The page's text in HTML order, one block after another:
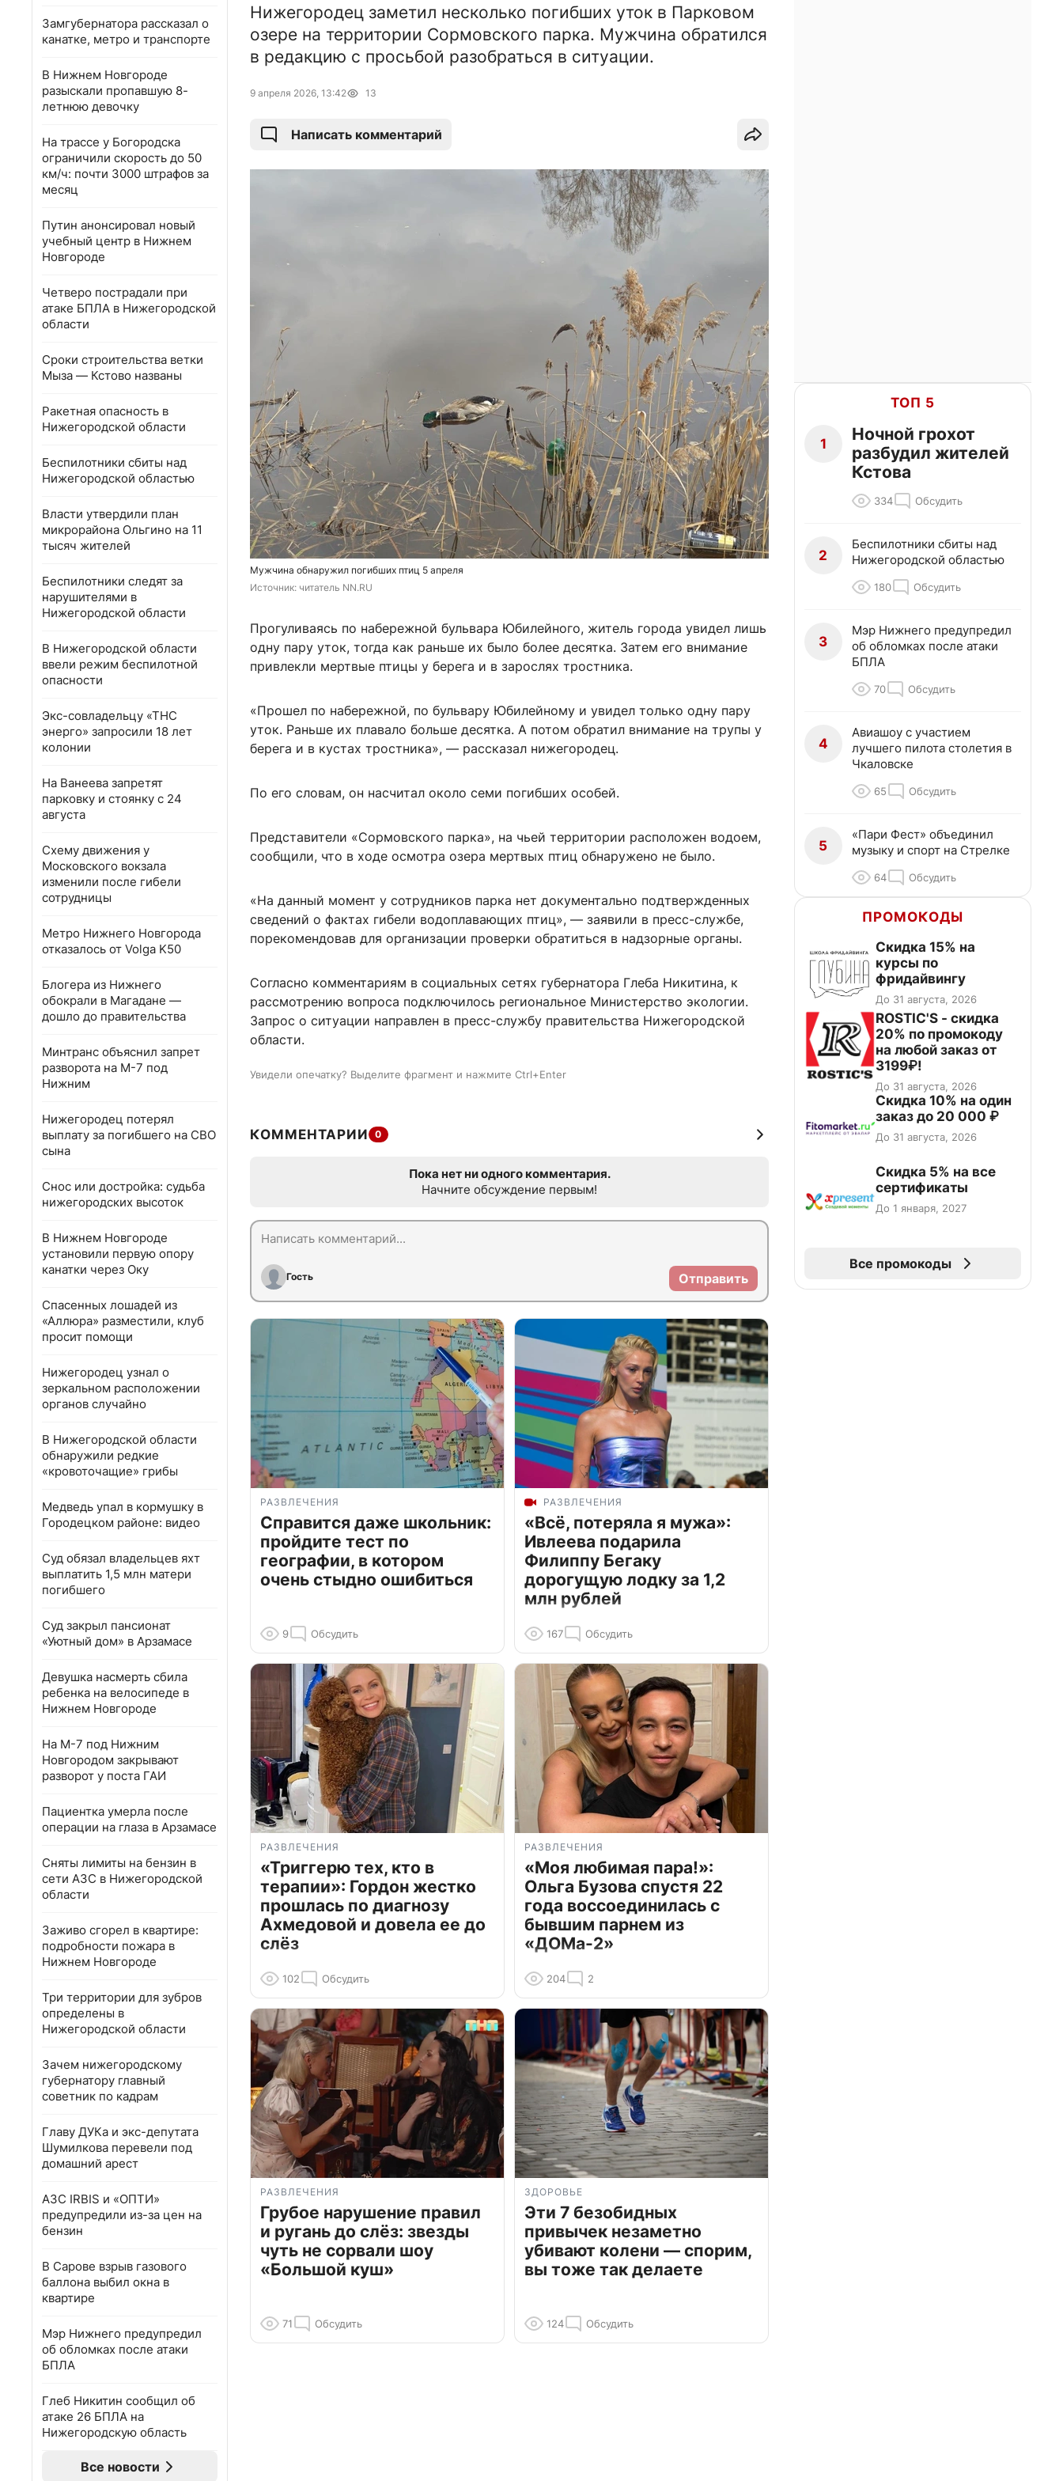
Замгубернатора рассказал о
канатке, метро и транспорте
В Нижнем Новгороде
разыскали пропавшую 8-
летнюю девочку
На трассе у Богородска
ограничили скорость до 50
км/ч: почти 3000 штрафов за
месяц
Путин анонсировал новый
учебный центр в Нижнем
Новгороде
Четверо пострадали при
атаке БПЛА в Нижегородской
области
Сроки строительства ветки
Мыза — Кстово названы
Ракетная опасность в
Нижегородской области
Беспилотники сбиты над
Нижегородской областью
Власти утвердили план
микрорайона Ольгино на 11
тысяч жителей
Беспилотники следят за
нарушителями в
Нижегородской области
В Нижегородской области
ввели режим беспилотной
опасности
Экс-совладельцу «ТНС
энерго» запросили 18 лет
колонии
На Ванеева запретят
парковку и стоянку с 24
августа
Схему движения у
Московского вокзала
изменили после гибели
сотрудницы
Метро Нижнего Новгорода
отказалось от Volga K50
Блогера из Нижнего
обокрали в Магадане —
дошло до правительства
Минтранс объяснил запрет
разворота на М-7 под
Нижним
Нижегородец потерял
выплату за погибшего на СВО
сына
Снос или достройка: судьба
нижегородских высоток
В Нижнем Новгороде
установили первую опору
канатки через Оку
Спасенных лошадей из
«Аллюра» разместили, клуб
просит помощи
Нижегородец узнал о
зеркальном расположении
органов случайно
В Нижегородской области
обнаружили редкие
«кровоточащие» грибы
Медведь упал в кормушку в
Городецком районе: видео
Суд обязал владельцев яхт
выплатить 1,5 млн матери
погибшего
Суд закрыл пансионат
«Уютный дом» в Арзамасе
Девушка насмерть сбила
ребенка на велосипеде в
Нижнем Новгороде
На М-7 под Нижним
Новгородом закрывают
разворот у поста ГАИ
Пациентка умерла после
операции на глаза в Арзамасе
Сняты лимиты на бензин в
сети АЗС в Нижегородской
области
Заживо сгорел в квартире:
подробности пожара в
Нижнем Новгороде
Три территории для зубров
определены в
Нижегородской области
Зачем нижегородскому
губернатору главный
советник по кадрам
Главу ДУКа и экс-депутата
Шумилкова перевели под
домашний арест
АЗС IRBIS и «ОПТИ»
предупредили из-за цен на
бензин
В Сарове взрыв газового
баллона выбил окна в
квартире
Мэр Нижнего предупредил
об обломках после атаки
БПЛА
Глеб Никитин сообщил об
атаке 26 БПЛА на
Нижегородскую область
Все новости
Нижегородец заметил несколько погибших уток в Парковом
озере на территории Сормовского парка. Мужчина обратился
в редакцию с просьбой разобраться в ситуации.
9 апреля 2026, 13:42 13
Написать комментарий
Мужчина обнаружил погибших птиц 5 апреля
Источник: читатель NN.RU
Прогуливаясь по набережной бульвара Юбилейного, житель города увидел лишь
одну пару уток, тогда как раньше их было более десятка. Затем его внимание
привлекли мертвые птицы у берега и в зарослях тростника.
«Прошел по набережной, по бульвару Юбилейному и увидел только одну пару
уток. Раньше их плавало больше десятка. А потом обратил внимание на трупы у
берега и в кустах тростника», — рассказал нижегородец.
По его словам, он насчитал около семи погибших особей.
Представители «Сормовского парка», на чьей территории расположен водоем,
сообщили, что в ходе осмотра озера мертвых птиц обнаружено не было.
«На данный момент у сотрудников парка нет документально подтвержденных
сведений о фактах гибели водоплавающих птиц», — заявили в пресс-службе,
порекомендовав для организации проверки обратиться в надзорные органы.
Согласно комментариям в социальных сетях губернатора Глеба Никитина, к
рассмотрению вопроса подключилось региональное Министерство экологии.
Запрос о ситуации направлен в пресс-службу правительства Нижегородской
области.
Увидели опечатку? Выделите фрагмент и нажмите Ctrl+Enter
КОММЕНТАРИИ 0
Пока нет ни одного комментария.
Начните обсуждение первым!
Гость Отправить
РАЗВЛЕЧЕНИЯ
Справится даже школьник:
пройдите тест по
географии, в котором
очень стыдно ошибиться
9 Обсудить
РАЗВЛЕЧЕНИЯ
«Всё, потеряла я мужа»:
Ивлеева подарила
Филиппу Бегаку
дорогущую лодку за 1,2
млн рублей
167 Обсудить
РАЗВЛЕЧЕНИЯ
«Триггерю тех, кто в
терапии»: Гордон жестко
прошлась по диагнозу
Ахмедовой и довела ее до
слёз
102 Обсудить
РАЗВЛЕЧЕНИЯ
«Моя любимая пара!»:
Ольга Бузова спустя 22
года воссоединилась с
бывшим парнем из
«ДОМа-2»
204 2
РАЗВЛЕЧЕНИЯ
Грубое нарушение правил
и ругань до слёз: звезды
чуть не сорвали шоу
«Большой куш»
71 Обсудить
ЗДОРОВЬЕ
Эти 7 безобидных
привычек незаметно
убивают колени — спорим,
вы тоже так делаете
124 Обсудить
ТОП 5
1
Ночной грохот
разбудил жителей
Кстова
334 Обсудить
2
Беспилотники сбиты над
Нижегородской областью
180 Обсудить
3
Мэр Нижнего предупредил
об обломках после атаки
БПЛА
70 Обсудить
4
Авиашоу с участием
лучшего пилота столетия в
Чкаловске
65 Обсудить
5
«Пари Фест» объединил
музыку и спорт на Стрелке
64 Обсудить
ПРОМОКОДЫ
Скидка 15% на
курсы по
фридайвингу
До 31 августа, 2026
ROSTIC'S - скидка
20% по промокоду
на любой заказ от
3199₽!
До 31 августа, 2026
Скидка 10% на один
заказ до 20 000 ₽
До 31 августа, 2026
Скидка 5% на все
сертификаты
До 1 января, 2027
Все промокоды